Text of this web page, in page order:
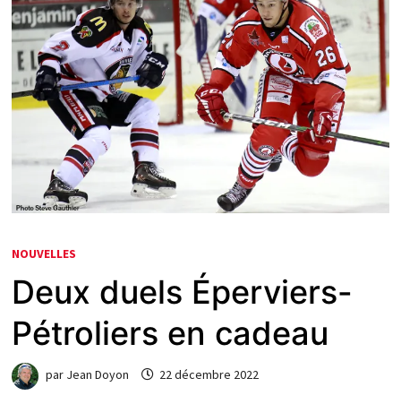
NOUVELLES
Deux duels Éperviers-
Pétroliers en cadeau
par Jean Doyon 22 décembre 2022